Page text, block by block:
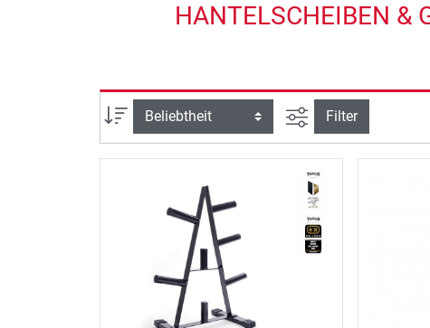
HANTELSCHEIBEN &
Sortierung Ansicht filtern
Filter